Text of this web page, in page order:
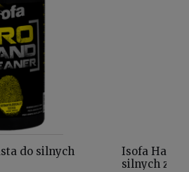
do silnych
Isofa Hard
silnych